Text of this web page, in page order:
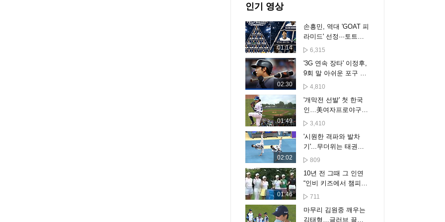
인기 영상
01:14
손흥민, 역대 'GOAT 피
라미드' 선정···토트넘
역사상 가장 위대한 선
6,315
02:30
'3G 연속 장타' 이정후,
9회 말 아쉬운 포구 실
수… SF는 끝내기 패배
4,810
01:49
'개막전 선발' 첫 한국
인…美여자프로야구
역사 쓴 김라경
3,410
02:02
'시원한 격파와 발차
기'...무더위는 태권도
로 날린다
809
01:46
10년 전 그때 그 인연
“인비 키즈에서 챔피언
으로”
711
마무리 김원중 깨우는
김태형…글러브 끌어